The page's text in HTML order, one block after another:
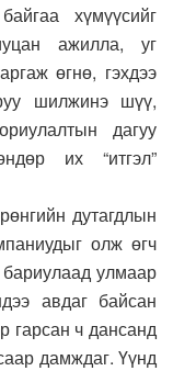
хүмүүсийг
ажилла, уг
өгнө, гэхдээ
шилжинэ шүү,
дагуу
их “итгэл”
дутагдлын
олж өгч
бариулаад улмаар
авдаг байсан
гарсан ч дансанд
дамждаг. Үүнд